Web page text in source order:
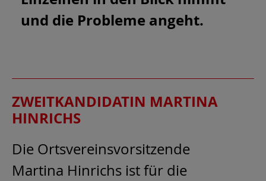
und die Probleme angeht.
ZWEITKANDIDATIN MARTINA
HINRICHS
Die Ortsvereinsvorsitzende
Martina Hinrichs ist für die